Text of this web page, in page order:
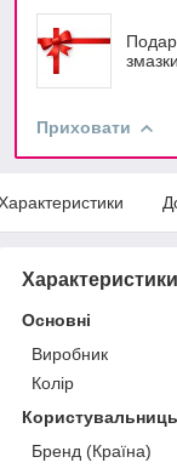
Приховати
Характеристики
Основні
Виробник
Колір
Бренд (Країна)